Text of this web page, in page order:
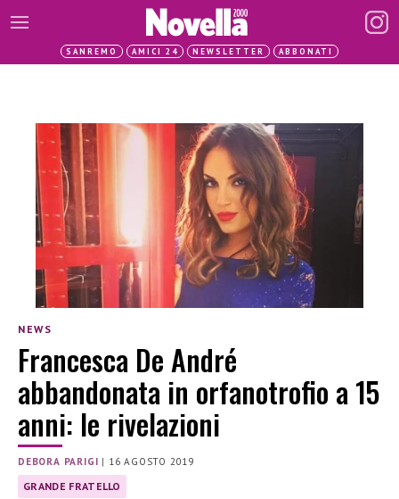
SANREMO AMICI 24 NEWSLETTER ABBONATI
NEWS
Francesca De André
abbandonata in orfanotrofio a 15
anni: le rivelazioni
DEBORA PARIGI | 16 AGOSTO 2019
GRANDE FRATELLO